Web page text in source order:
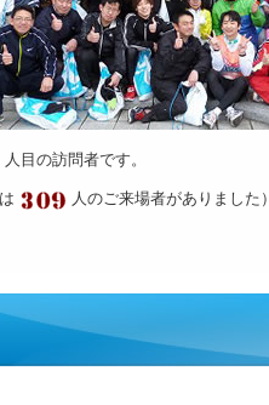
人目の訪問者です。
人のご来場者がありました）